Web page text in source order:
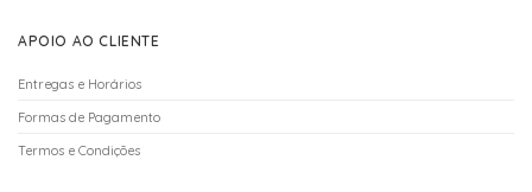
APOIO AO CLIENTE
Entregas e Horários
Formas de Pagamento
Termos e Condições